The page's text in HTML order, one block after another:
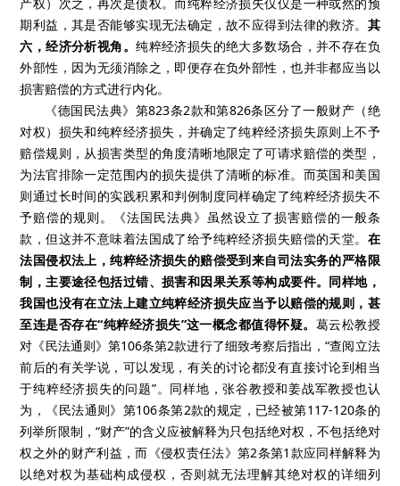
期利益，其是否能够实现无法确定，故不应得到法律的救济。 其
六，经济分析视角。纯粹经济损失的绝大多数场合，并不存在负
外部性，因为无须消除之，即便存在负外部性，也并非都应当以
损害赔偿的方式进行内化。
《德国民法典》第823条2款和第826条区分了一般财产（绝
对权）损失和纯粹经济损失，并确定了纯粹经济损失原则上不予
赔偿规则，从损害类型的角度清晰地限定了可请求赔偿的类型，
为法官排除一定范围内的损失提供了清晰的标准。而英国和美国
则通过长时间的实践积累和判例制度同样确定了纯粹经济损失不
予赔偿的规则。《法国民法典》虽然设立了损害赔偿的一般条
款，但这并不意味着法国成了给予纯粹经济损失赔偿的天堂。 在
法国侵权法上，纯粹经济损失的赔偿受到来自司法实务的严格限
制，主要途径包括过错、损害和因果关系等构成要件。同样地，
我国也没有在立法上建立纯粹经济损失应当予以赔偿的规则，甚
至连是否存在“纯粹经济损失”这一概念都值得怀疑。 葛云松教授
对《民法通则》第106条第2款进行了细致考察后指出，“查阅立法
前后的有关学说，可以发现，有关的讨论都没有直接讨论到相当
于纯粹经济损失的问题”。同样地，张谷教授和姜战军教授也认
为，《民法通则》第106条第2款的规定，已经被第117-120条的
列举所限制，“财产”的含义应被解释为只包括绝对权，不包括绝对
权之外的财产利益，而《侵权责任法》第2条第1款应同样解释为
以绝对权为基础构成侵权，否则就无法理解其绝对权的详细列